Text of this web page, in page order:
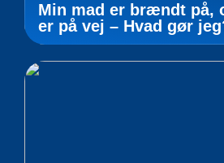
Min mad er brændt på,
er på vej – Hvad gør